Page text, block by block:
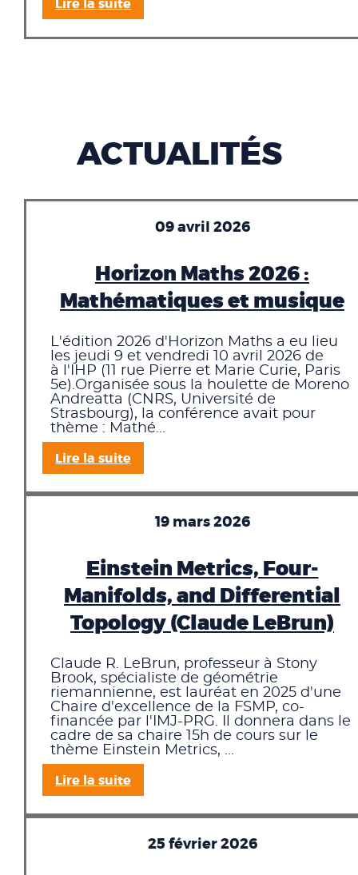
Lire la suite
ACTUALITÉS
09 avril 2026
Horizon Maths 2026 :
Mathématiques et musique
L'édition 2026 d'Horizon Maths a eu lieu
les jeudi 9 et vendredi 10 avril 2026 de
à l'IHP (11 rue Pierre et Marie Curie, Paris
5e).Organisée sous la houlette de Moreno
Andreatta (CNRS, Université de
Strasbourg), la conférence avait pour
thème : Mathé...
Lire la suite
19 mars 2026
Einstein Metrics, Four-
Manifolds, and Differential
Topology (Claude LeBrun)
Claude R. LeBrun, professeur à Stony
Brook, spécialiste de géométrie
riemannienne, est lauréat en 2025 d'une
Chaire d'excellence de la FSMP, co-
financée par l'IMJ-PRG. Il donnera dans le
cadre de sa chaire 15h de cours sur le
thème Einstein Metrics, ...
Lire la suite
25 février 2026